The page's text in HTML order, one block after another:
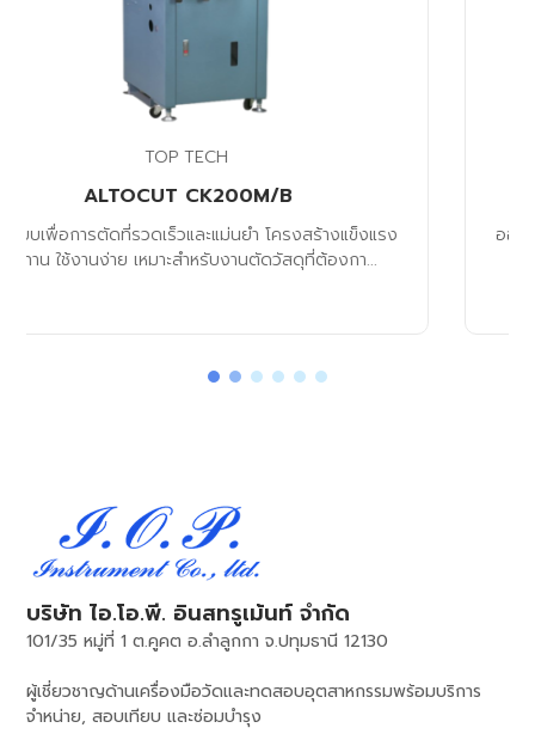
ALTOCUT CK260/360B
ออกแบบเพื่อการตัดที่รวดเร็วและแม่นยำ โครงสร้างแข็งแรง
ทนทาน ใช้งานง่าย เหมาะสำหรับงานตัดวัสดุที่ต้องกา...
บริษัท ไอ.โอ.พี. อินสทรูเม้นท์ จำกัด
101/35 หมู่ที่ 1 ต.คูคต อ.ลำลูกกา จ.ปทุมธานี 12130
ผู้เชี่ยวชาญด้านเครื่องมือวัดและทดสอบอุตสาหกรรมพร้อมบริการ
จำหน่าย, สอบเทียบ และซ่อมบำรุง